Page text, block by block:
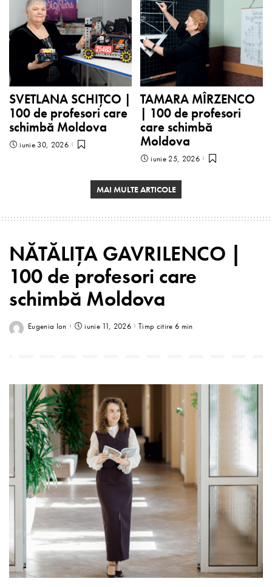
SVETLANA SCHIȚCO |
100 de profesori care
schimbă Moldova
iunie 30, 2026
TAMARA MÎRZENCO
| 100 de profesori
care schimbă
Moldova
iunie 25, 2026
MAI MULTE ARTICOLE
NĂTĂLIȚA GAVRILENCO |
100 de profesori care
schimbă Moldova
Eugenia Ion iunie 11, 2026 Timp citire 6 min